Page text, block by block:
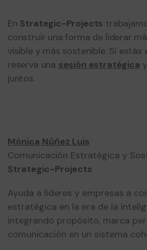
En Strategic-Projects
construir una forma de liderar
visible y más sostenible. Si estás
reserva una sesión estratégica
juntos.
Mónica Núñez Luis
Comunicación Estratégica y
Strategic-Projects
Ayuda a líderes y empresas a
estratégica en la era de la
integrando propósito, marca
comunicación en un sistema